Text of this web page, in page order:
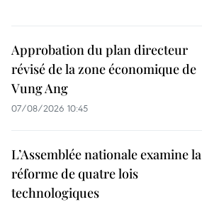
Approbation du plan directeur
révisé de la zone économique de
Vung Ang
07/08/2026 10:45
L’Assemblée nationale examine la
réforme de quatre lois
technologiques